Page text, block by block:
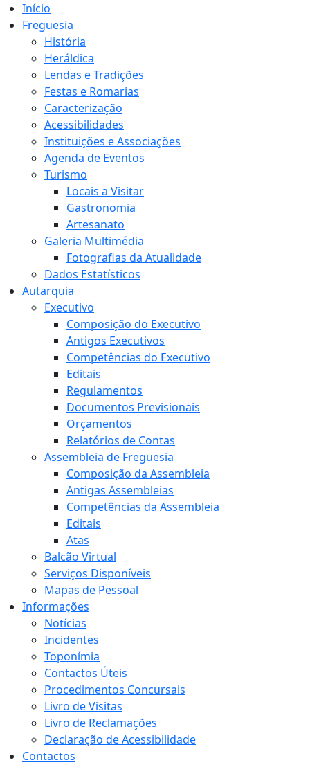
Início
Freguesia
História
Heráldica
Lendas e Tradições
Festas e Romarias
Caracterização
Acessibilidades
Instituições e Associações
Agenda de Eventos
Turismo
Locais a Visitar
Gastronomia
Artesanato
Galeria Multimédia
Fotografias da Atualidade
Dados Estatísticos
Autarquia
Executivo
Composição do Executivo
Antigos Executivos
Competências do Executivo
Editais
Regulamentos
Documentos Previsionais
Orçamentos
Relatórios de Contas
Assembleia de Freguesia
Composição da Assembleia
Antigas Assembleias
Competências da Assembleia
Editais
Atas
Balcão Virtual
Serviços Disponíveis
Mapas de Pessoal
Informações
Notícias
Incidentes
Toponímia
Contactos Úteis
Procedimentos Concursais
Livro de Visitas
Livro de Reclamações
Declaração de Acessibilidade
Contactos